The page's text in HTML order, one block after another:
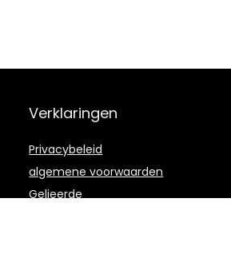
Verklaringen
Privacybeleid
algemene voorwaarden
Gelieerde